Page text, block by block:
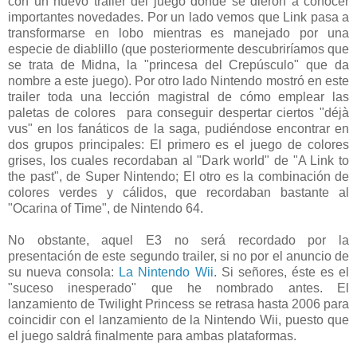
importantes novedades. Por un lado vemos que Link pasa a
transformarse en lobo mientras es manejado por una
especie de diablillo (que posteriormente descubriríamos que
se trata de Midna, la "princesa del Crepúsculo" que da
nombre a este juego). Por otro lado Nintendo mostró en este
trailer toda una lección magistral de cómo emplear las
paletas de colores para conseguir despertar ciertos "déjà
vus" en los fanáticos de la saga, pudiéndose encontrar en
dos grupos principales: El primero es el juego de colores
grises, los cuales recordaban al "Dark world" de "A Link to
the past", de Super Nintendo; El otro es la combinación de
colores verdes y cálidos, que recordaban bastante al
"Ocarina of Time", de Nintendo 64.
No obstante, aquel E3 no será recordado por la
presentación de este segundo trailer, si no por el anuncio de
su nueva consola: La Nintendo Wii. Si señores, éste es el
"suceso inesperado" que he nombrado antes. El
lanzamiento de Twilight Princess se retrasa hasta 2006 para
coincidir con el lanzamiento de la Nintendo Wii, puesto que
el juego saldrá finalmente para ambas plataformas.